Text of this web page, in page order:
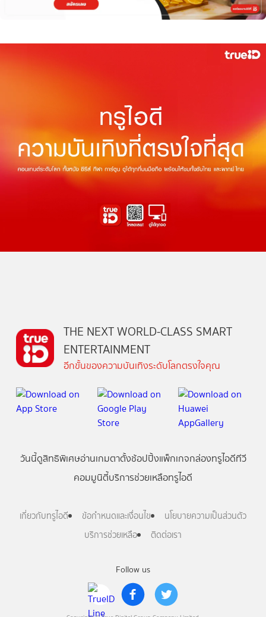
Follow us
THE NEXT WORLD-CLASS SMART
ENTERTAINMENT
อีกขั้นของความบันเทิงระดับโลกตรงใจคุณ
วันนี้ดูสิทธิพิเศษอ่านเกมตาตั้งช้อปปิ้งแพ็กเกจกล่องทรูไอดีทีวี
คอมมูนิตี้บริการช่วยเหลือทรูไอดี
เกี่ยวกับทรูไอดี ข้อกำหนดและเงื่อนไข
นโยบายความเป็นส่วนตัว
บริการช่วยเหลือ
ติดต่อเรา